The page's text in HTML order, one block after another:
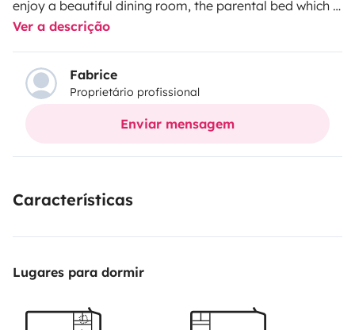
enjoy a beautiful dining room, the parental bed which is
above the huge hold is easily accessible with its 2
steps, the bathroom is large enough to be able to
shower comfortIts 2.2 tdci engine will allow you to put
down the kilometers with its regulator with pleasure,
Comfort and silence. For the rental, since I work in the
the request to leave after 2 p.m
Ver a descrição
Fabrice
Proprietário profissional
Enviar mensagem
Características
Lugares para dormir